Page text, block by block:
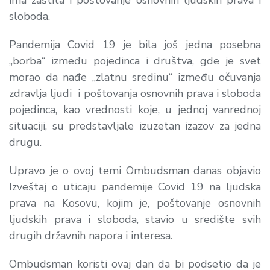
sloboda.
Pandemija Covid 19 je bila još jedna posebna
„borba“ između pojedinca i društva, gde je svet
morao da nađe „zlatnu sredinu“ između očuvanja
zdravlja ljudi i poštovanja osnovnih prava i sloboda
pojedinca, kao vrednosti koje, u jednoj vanrednoj
situaciji, su predstavljale izuzetan izazov za jedna
drugu.
Upravo je o ovoj temi Ombudsman danas objavio
Izveštaj o uticaju pandemije Covid 19 na ljudska
prava na Kosovu, kojim je, poštovanje osnovnih
ljudskih prava i sloboda, stavio u središte svih
drugih državnih napora i interesa.
Ombudsman koristi ovaj dan da bi podsetio da je